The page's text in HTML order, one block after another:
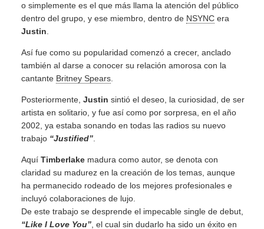
o simplemente es el que más llama la atención del público
dentro del grupo, y ese miembro, dentro de NSYNC era
Justin
Así fue como su popularidad comenzó a crecer, anclado
también al darse a conocer su relación amorosa con la
cantante Britney Spears
Posteriormente, Justin sintió el deseo, la curiosidad, de ser
artista en solitario, y fue así como por sorpresa, en el año
2002, ya estaba sonando en todas las radios su nuevo
trabajo “Justified”
Aquí Timberlake madura como autor, se denota con
claridad su madurez en la creación de los temas, aunque
ha permanecido rodeado de los mejores profesionales e
incluyó colaboraciones de lujo.
De este trabajo se desprende el impecable single de debut,
“Like I Love You” , el cual sin dudarlo ha sido un éxito en